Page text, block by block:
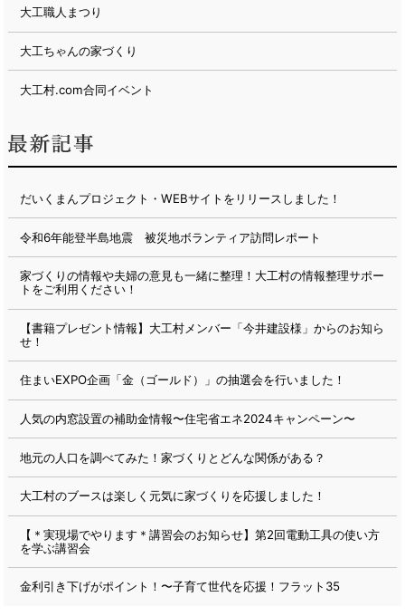
大工職人まつり
大工ちゃんの家づくり
大工村.com合同イベント
だいくまんプロジェクト・WEBサイトをリリースしました！
令和6年能登半島地震 被災地ボランティア訪問レポート
家づくりの情報や夫婦の意見も一緒に整理！大工村の情報整理サポー
トをご利用ください！
【書籍プレゼント情報】大工村メンバー「今井建設様」からのお知ら
せ！
住まいEXPO企画「金（ゴールド）」の抽選会を行いました！
人気の内窓設置の補助金情報〜住宅省エネ2024キャンペーン〜
地元の人口を調べてみた！家づくりとどんな関係がある？
大工村のブースは楽しく元気に家づくりを応援しました！
【＊実現場でやります＊講習会のお知らせ】第2回電動工具の使い方
を学ぶ講習会
金利引き下げがポイント！〜子育て世代を応援！フラット35